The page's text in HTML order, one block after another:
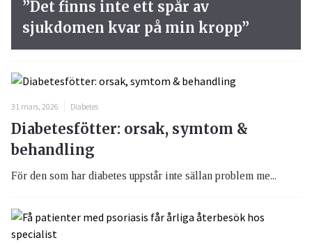
31 mars, 2026 Diabetes
Diabetesfötter: orsak, symtom &
behandling
För den som har diabetes uppstår inte sällan problem me...
”Det finns inte ett spår av
sjukdomen kvar på min kropp”